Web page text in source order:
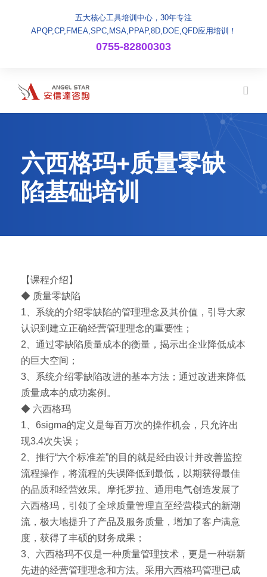
五大核心工具培训中心，30年专注
APQP,CP,FMEA,SPC,MSA,PPAP,8D,DOE,QFD应用培训！
0755-82800303
六西格玛+质量零缺
陷基础培训
【课程介绍】
◆ 质量零缺陷
1、系统的介绍零缺陷的管理理念及其价值，引导大家
认识到建立正确经营管理理念的重要性；
2、通过零缺陷质量成本的衡量，揭示出企业降低成本
的巨大空间；
3、系统介绍零缺陷改进的基本方法；通过改进来降低
质量成本的成功案例。
◆ 六西格玛
1、6sigma的定义是每百万次的操作机会，只允许出
现3.4次失误；
2、推行“六个标准差”的目的就是经由设计并改善监控
流程操作，将流程的失误降低到最低，以期获得最佳
的品质和经营效果。摩托罗拉、通用电气创造发展了
六西格玛，引领了全球质量管理直至经营模式的新潮
流，极大地提升了产品及服务质量，增加了客户满意
度，获得了丰硕的财务成果；
3、六西格玛不仅是一种质量管理技术，更是一种崭新
先进的经营管理理念和方法。采用六西格玛管理已成